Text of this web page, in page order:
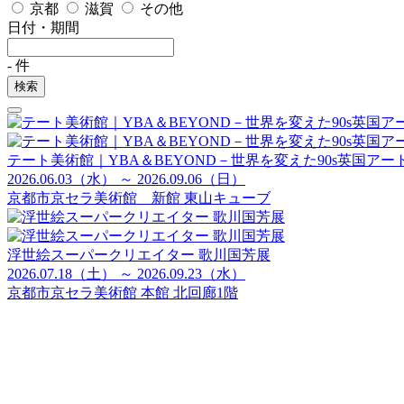
京都 滋賀
その他
日付・期間
- 件
検索
テート美術館｜YBA＆BEYOND－世界を変えた90s英国アー
2026.06.03（水） ～ 2026.09.06（日）
京都市京セラ美術館 新館 東山キューブ
浮世絵スーパークリエイター 歌川国芳展
2026.07.18（土） ～ 2026.09.23（水）
京都市京セラ美術館 本館 北回廊1階